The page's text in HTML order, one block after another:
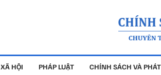
XÃ HỘI PHÁP LUẬT CHÍNH SÁCH VÀ